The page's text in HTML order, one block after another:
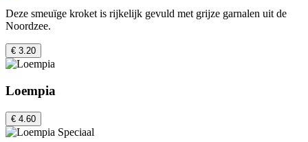
Deze smeuïge kroket is rijkelijk gevuld met grijze garnalen uit de
Noordzee.
€ 3.20
Loempia
€ 4.60